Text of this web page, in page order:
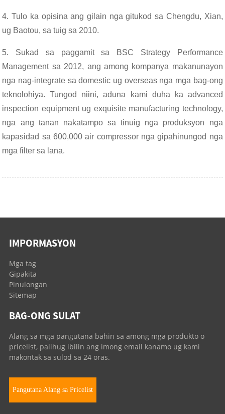
4. Tulo ka opisina ang gilain nga gitukod sa Chengdu, Xian,
ug Baotou, sa tuig sa 2010.
5. Sukad sa paggamit sa BSC Strategy Performance
Management sa 2012, ang among kompanya makanunayon
nga nag-integrate sa domestic ug overseas nga mga bag-ong
teknolohiya. Tungod niini, aduna kami duha ka advanced
inspection equipment ug exquisite manufacturing technology,
nga ang tanan nakatampo sa tinuig nga produksyon nga
kapasidad sa 600,000 air compressor nga gipahinungod nga
mga filter sa lana.
IMPORMASYON
Mga tag
Gipakita
Pinulongan
Sitemap
BAG-ONG SULAT
Alang sa mga pangutana bahin sa among mga produkto o
pricelist, palihug ibilin ang imong email kanamo ug kami
makontak sa sulod sa 24 oras.
Pangutana Alang sa Pricelist